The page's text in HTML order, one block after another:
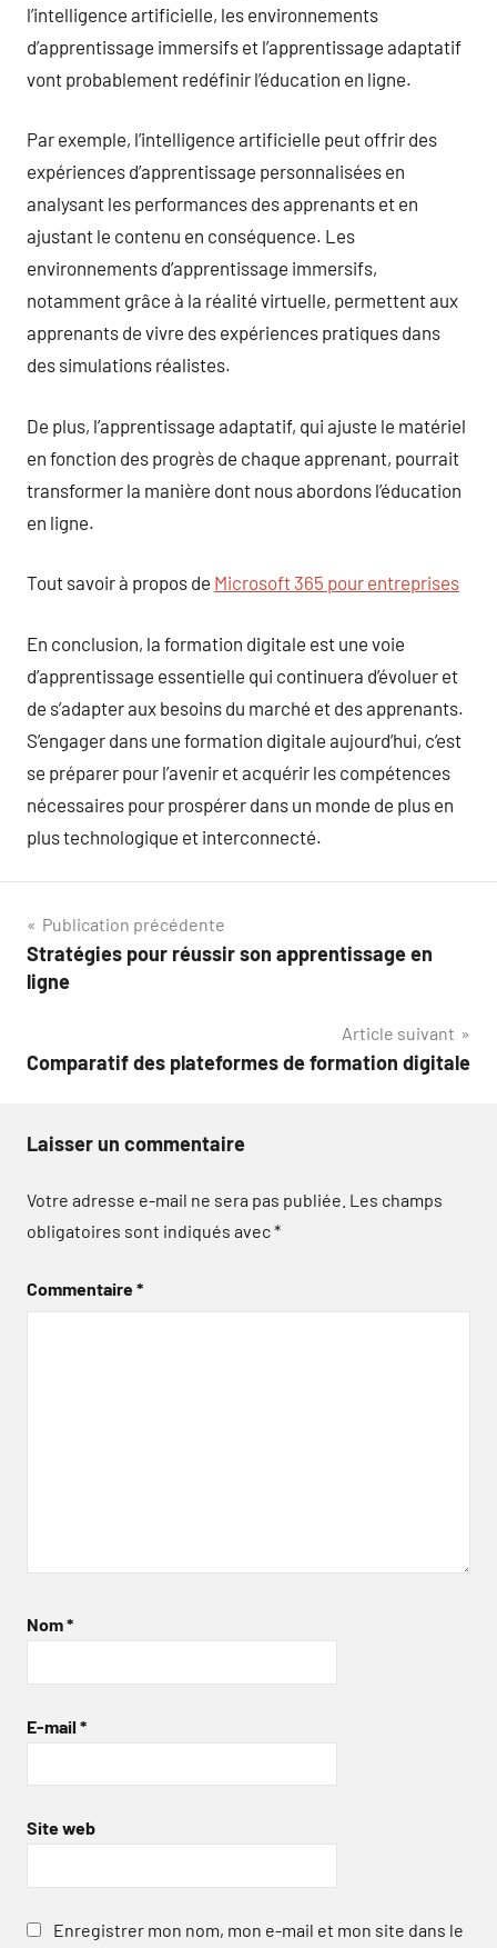
l’intelligence artificielle, les environnements
d’apprentissage immersifs et l’apprentissage adaptatif
vont probablement redéfinir l’éducation en ligne.
Par exemple, l’intelligence artificielle peut offrir des
expériences d’apprentissage personnalisées en
analysant les performances des apprenants et en
ajustant le contenu en conséquence. Les
environnements d’apprentissage immersifs,
notamment grâce à la réalité virtuelle, permettent aux
apprenants de vivre des expériences pratiques dans
des simulations réalistes.
De plus, l’apprentissage adaptatif, qui ajuste le matériel
en fonction des progrès de chaque apprenant, pourrait
transformer la manière dont nous abordons l’éducation
en ligne.
Tout savoir à propos de Microsoft 365 pour entreprises
En conclusion, la formation digitale est une voie
d’apprentissage essentielle qui continuera d’évoluer et
de s’adapter aux besoins du marché et des apprenants.
S’engager dans une formation digitale aujourd’hui, c’est
se préparer pour l’avenir et acquérir les compétences
nécessaires pour prospérer dans un monde de plus en
plus technologique et interconnecté.
Navigation
de
Publication précédente
Stratégies pour réussir son apprentissage en
ligne
Article suivant
Comparatif des plateformes de formation digitale
Laisser un commentaire
Votre adresse e-mail ne sera pas publiée. Les champs
obligatoires sont indiqués avec*
Commentaire*
Nom*
E-mail *
Site web
Enregistrer mon nom, mon e-mail et mon site dans le